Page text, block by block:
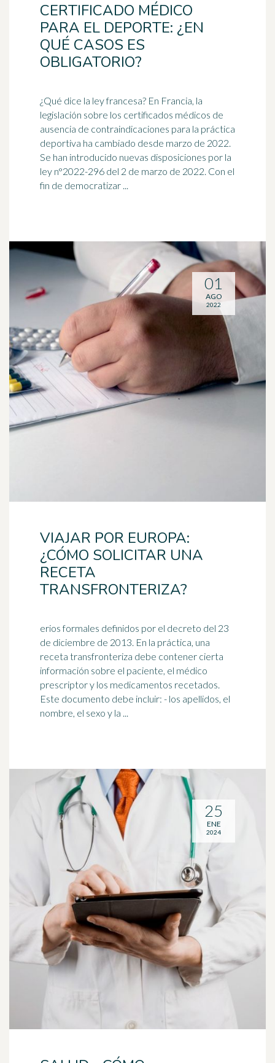
CERTIFICADO MÉDICO
PARA EL DEPORTE: ¿EN
QUÉ CASOS ES
OBLIGATORIO?
¿Qué dice la ley francesa? En Francia, la
legislación sobre los certificados médicos de
ausencia de contraindicaciones para la práctica
deportiva ha cambiado desde marzo de 2022.
Se han introducido nuevas disposiciones por la
ley n°2022-296 del 2 de marzo de 2022. Con el
fin de democratizar ...
VIAJAR POR EUROPA:
¿CÓMO SOLICITAR UNA
RECETA
TRANSFRONTERIZA?
erios formales definidos por el decreto del 23
de diciembre de 2013. En la práctica, una
receta transfronteriza debe contener cierta
información sobre el paciente, el médico
prescriptor y los medicamentos recetados.
Este documento debe incluir: - los apellidos, el
nombre, el sexo y la ...
01
AGO
2022
25
ENE
2024